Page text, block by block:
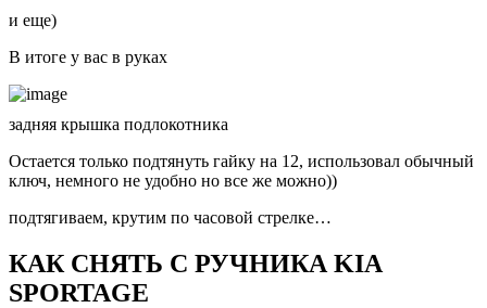
и еще)
В итоге у вас в руках
задняя крышка подлокотника
Остается только подтянуть гайку на 12, использовал обычный
ключ, немного не удобно но все же можно))
подтягиваем, крутим по часовой стрелке…
КАК СНЯТЬ С РУЧНИКА KIA
SPORTAGE